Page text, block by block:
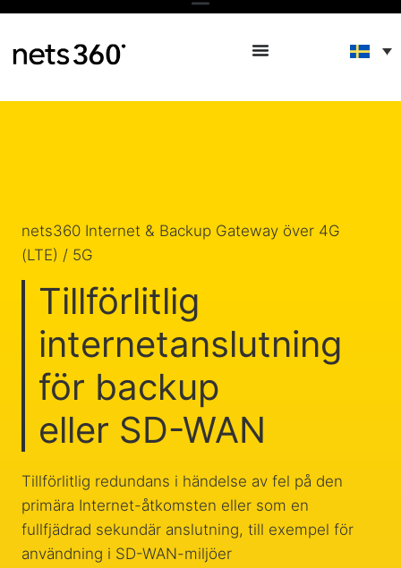
nets360 Internet & Backup Gateway över 4G
(LTE) / 5G
Tillförlitlig
internetanslutning
för backup
eller SD-WAN
Tillförlitlig redundans i händelse av fel på den
primära Internet-åtkomsten eller som en
fullfjädrad sekundär anslutning, till exempel för
användning i SD-WAN-miljöer